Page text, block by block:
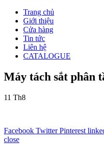
Trang chủ
Giới thiệu
Cửa hàng
Tin tức
Liên hệ
CATALOGUE
Máy tách sắt phân
11 Th8
Facebook Twitter Pinterest
close